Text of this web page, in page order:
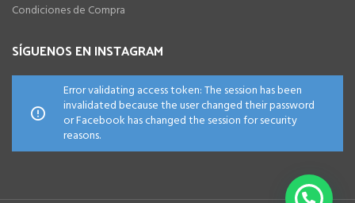
Condiciones de Compra
SÍGUENOS EN INSTAGRAM
Error validating access token: The session has been
invalidated because the user changed their password
or Facebook has changed the session for security
reasons.